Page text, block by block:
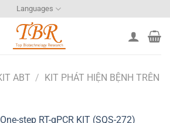
Languages
ABT / KIT PHÁT HIỆN BỆNH TRÊN